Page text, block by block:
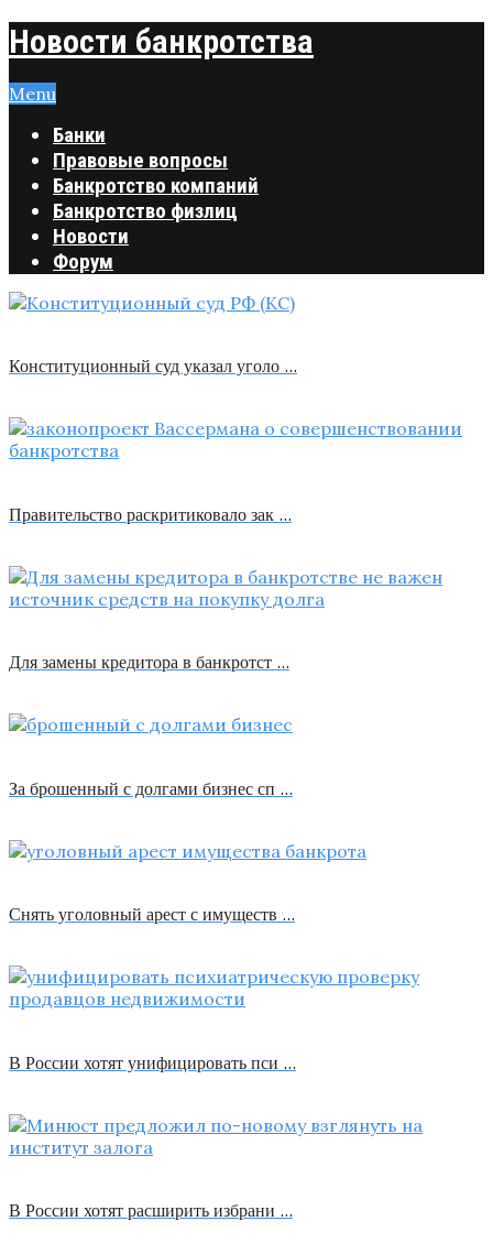
Новости банкротства
Menu
Банки
Правовые вопросы
Банкротство компаний
Банкротство физлиц
Новости
Форум
Конституционный суд указал уголо …
Правительство раскритиковало зак …
Для замены кредитора в банкротст …
За брошенный с долгами бизнес сп …
Снять уголовный арест с имуществ …
В России хотят унифицировать пси …
В России хотят расширить избрани …